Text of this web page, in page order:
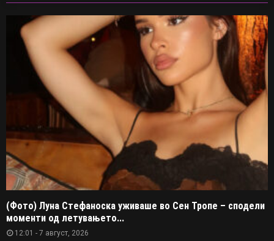
(Фото) Луна Стефаноска уживаше во Сен Тропе – сподели
моменти од летувањето...
12:01 - 7 август, 2026